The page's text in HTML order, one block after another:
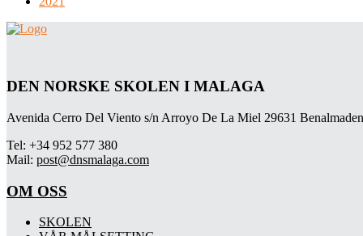
DEN NORSKE SKOLEN I MALAGA
Avenida Cerro Del Viento s/n Arroyo De La Miel 29631
Tel: +34 952 577 380
Mail: post@dnsmalaga.com
OM OSS
SKOLEN